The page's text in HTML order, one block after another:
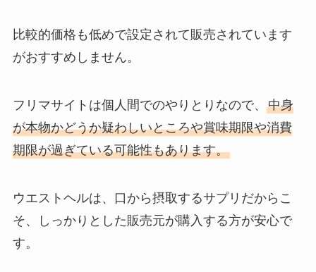
比較的価格も低めで設定されて販売されています
がおすすめしません。
フリマサイトは個人間でのやりとりなので、 中身
が本物かどうか疑わしいところや賞味期限や消費
期限が過ぎている可能性もあります。
ウエストヘルは、口から摂取するサプリだからこ
そ、しっかりとした販売元が購入する方が安心で
す。